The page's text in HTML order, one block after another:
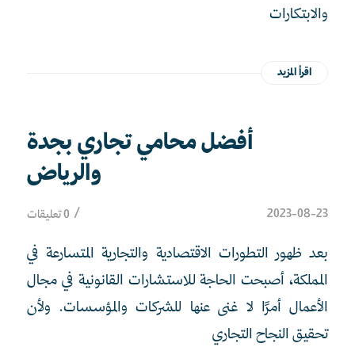
والابتكارات
اقرأ المزيد
أفضل محامي تجاري بجدة
والرياض
2023-08-23
/ 0 تعليقات
بعد ظهور التطورات الاقتصادية والتجارية المتسارعة في
المملكة، أصبحت الحاجة للاستشارات القانونية في مجال
الأعمال أمرًا لا غنى عنها للشركات والمؤسسات. ولأن
تحقيق النجاح التجاري